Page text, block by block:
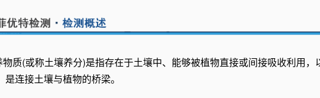
物质(或称土壤养分)是指存在于土壤中、能够被植物直接或间接吸收利用
是连接土壤与植物的桥梁。